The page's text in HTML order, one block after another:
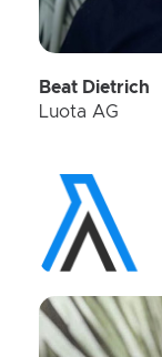
Beat Dietrich
Luota AG